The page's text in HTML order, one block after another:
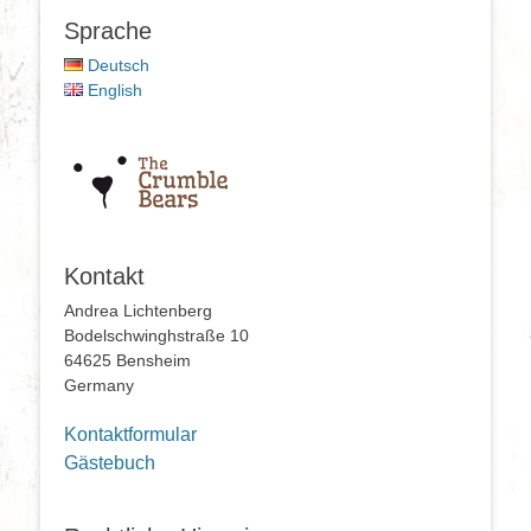
Sprache
Deutsch
English
Kontakt
Andrea Lichtenberg
Bodelschwinghstraße 10
64625 Bensheim
Germany
Kontaktformular
Gästebuch